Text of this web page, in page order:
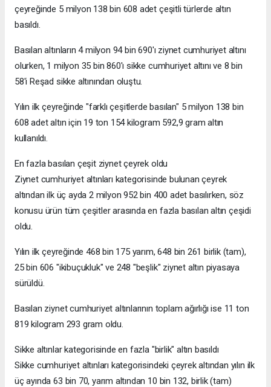
çeyreğinde 5 milyon 138 bin 608 adet çeşitli türlerde altın
basıldı.
Basılan altınların 4 milyon 94 bin 690'ı ziynet cumhuriyet altını
olurken, 1 milyon 35 bin 860'ı sikke cumhuriyet altını ve 8 bin
58'i Reşad sikke altınından oluştu.
Yılın ilk çeyreğinde "farklı çeşitlerde basılan" 5 milyon 138 bin
608 adet altın için 19 ton 154 kilogram 592,9 gram altın
kullanıldı.
En fazla basılan çeşit ziynet çeyrek oldu
Ziynet cumhuriyet altınları kategorisinde bulunan çeyrek
altından ilk üç ayda 2 milyon 952 bin 400 adet basılırken, söz
konusu ürün tüm çeşitler arasında en fazla basılan altın çeşidi
oldu.
Yılın ilk çeyreğinde 468 bin 175 yarım, 648 bin 261 birlik (tam),
25 bin 606 "ikibuçukluk" ve 248 "beşlik" ziynet altın piyasaya
sürüldü.
Basılan ziynet cumhuriyet altınlarının toplam ağırlığı ise 11 ton
819 kilogram 293 gram oldu.
Sikke altınlar kategorisinde en fazla "birlik" altın basıldı
Sikke cumhuriyet altınları kategorisindeki çeyrek altından yılın ilk
üç ayında 63 bin 70, yarım altından 10 bin 132, birlik (tam)